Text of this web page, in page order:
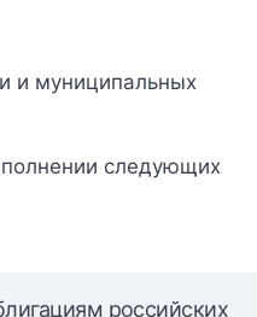
и муниципальных
следующих
российских